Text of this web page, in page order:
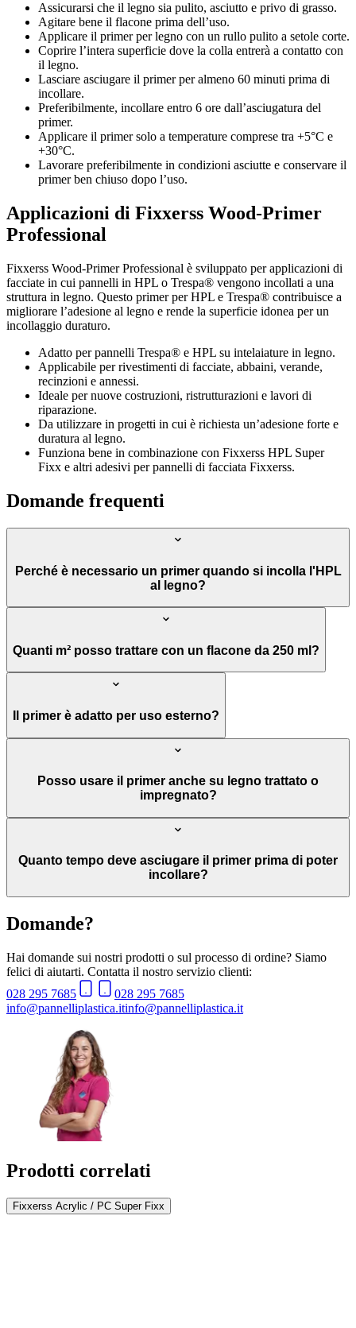
Assicurarsi che il legno sia pulito, asciutto e privo di grasso.
Agitare bene il flacone prima dell’uso.
Applicare il primer per legno con un rullo pulito a setole corte.
Coprire l’intera superficie dove la colla entrerà a contatto con
il legno.
Lasciare asciugare il primer per almeno 60 minuti prima di
incollare.
Preferibilmente, incollare entro 6 ore dall’asciugatura del
primer.
Applicare il primer solo a temperature comprese tra +5°C e
+30°C.
Lavorare preferibilmente in condizioni asciutte e conservare il
primer ben chiuso dopo l’uso.
Applicazioni di Fixxerss Wood-Primer
Professional
Fixxerss Wood-Primer Professional è sviluppato per applicazioni di
facciate in cui pannelli in HPL o Trespa® vengono incollati a una
struttura in legno. Questo primer per HPL e Trespa® contribuisce a
migliorare l’adesione al legno e rende la superficie idonea per un
incollaggio duraturo.
Adatto per pannelli Trespa® e HPL su intelaiature in legno.
Applicabile per rivestimenti di facciate, abbaini, verande,
recinzioni e annessi.
Ideale per nuove costruzioni, ristrutturazioni e lavori di
riparazione.
Da utilizzare in progetti in cui è richiesta un’adesione forte e
duratura al legno.
Funziona bene in combinazione con Fixxerss HPL Super
Fixx e altri adesivi per pannelli di facciata Fixxerss.
Domande frequenti
Perché è necessario un primer quando si incolla l'HPL
al legno?
Quanti m² posso trattare con un flacone da 250 ml?
Il primer è adatto per uso esterno?
Posso usare il primer anche su legno trattato o
impregnato?
Quanto tempo deve asciugare il primer prima di poter
incollare?
Domande?
Hai domande sui nostri prodotti o sul processo di ordine? Siamo
felici di aiutarti. Contatta il nostro servizio clienti:
028 295 7685
028 295 7685
info@pannelliplastica.itinfo@pannelliplastica.it
Prodotti correlati
Fixxerss Acrylic / PC Super Fixx